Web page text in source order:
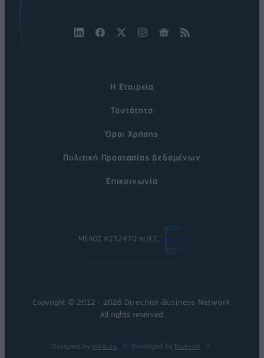
Η Εταιρεία
Ταυτότητα
Όροι Χρήσης
Πολιτική Προστασίας Δεδομένων
Επικοινωνία
ΜΕΛΟΣ #232470 Μ.Η.Τ.
Copyright © 2012 - 2026 Direction Business Network
All rights reserved.
Designed by nikolas Developed by Nuevvo